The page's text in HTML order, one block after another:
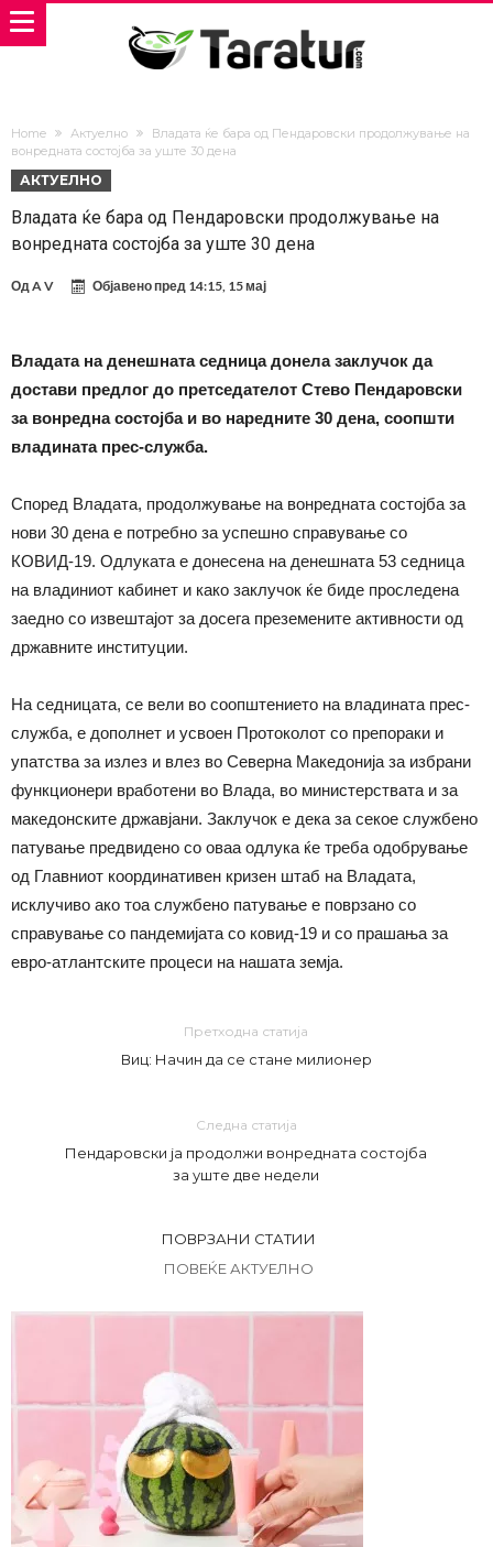
Home Актуелно
Владата ќе бара од Пендаровски продолжување на
вонредната состојба за уште 30 дена
АКТУЕЛНО
Владата ќе бара од Пендаровски продолжување на
вонредната состојба за уште 30 дена
ОдA V Објавено пред 14:15, 15 мај
Владата на денешната седница донела заклучок да
достави предлог до претседателот Стево Пендаровски
за вонредна состојба и во наредните 30 дена, соопшти
владината прес-служба.
Според Владата, продолжување на вонредната состојба за
нови 30 дена е потребно за успешно справување со
КОВИД-19. Одлуката е донесена на денешната 53 седница
на владиниот кабинет и како заклучок ќе биде проследена
заедно со извештајот за досега преземените активности од
државните институции.
На седницата, се вели во соопштението на владината прес-
служба, е дополнет и усвоен Протоколот со препораки и
упатства за излез и влез во Северна Македонија за избрани
функционери вработени во Влада, во министерствата и за
македонските државјани. Заклучок е дека за секое службено
патување предвидено со оваа одлука ќе треба одобрување
од Главниот координативен кризен штаб на Владата,
исклучиво ако тоа службено патување е поврзано со
справување со пандемијата со ковид-19 и со прашања за
евро-атлантските процеси на нашата земја.
Претходна статија
Виц: Начин да се стане милионер
Следна статија
Пендаровски ја продолжи вонредната состојба
за уште две недели
ПОВРЗАНИ СТАТИИ
ПОВЕЌЕ АКТУЕЛНО